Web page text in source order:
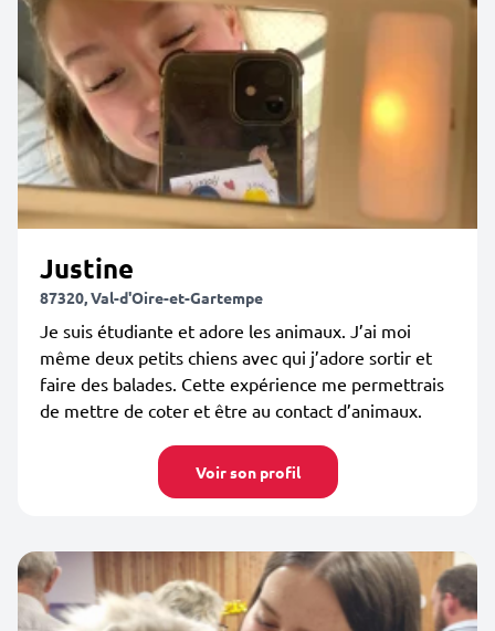
Justine
87320, Val-d'Oire-et-Gartempe
Je suis étudiante et adore les animaux. J’ai moi
même deux petits chiens avec qui j’adore sortir et
faire des balades. Cette expérience me permettrais
de mettre de coter et être au contact d’animaux.
Voir son profil